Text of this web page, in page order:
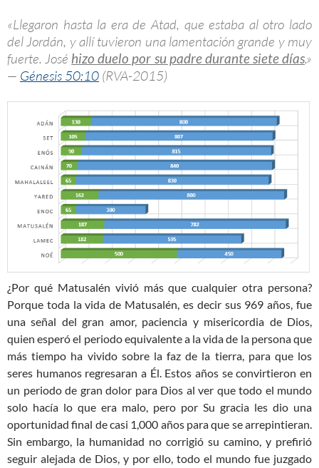
«Llegaron hasta la era de Atad, que estaba al otro lado
del Jordán, y allí tuvieron una lamentación grande y muy
fuerte. Joséhizo duelo por su padre durante siete días.»
— Génesis 50:10 (RVA-2015)
¿Por qué Matusalén vivió más que cualquier otra persona?
Porque toda la vida de Matusalén, es decir sus 969 años, fue
una señal del gran amor, paciencia y misericordia de Dios,
quien esperó el periodo equivalente a la vida de la persona que
más tiempo ha vivido sobre la faz de la tierra, para que los
seres humanos regresaran a Él. Estos años se convirtieron en
un periodo de gran dolor para Dios al ver que todo el mundo
solo hacía lo que era malo, pero por Su gracia les dio una
oportunidad final de casi 1,000 años para que se arrepintieran.
Sin embargo, la humanidad no corrigió su camino, y prefirió
seguir alejada de Dios, y por ello, todo el mundo fue juzgado